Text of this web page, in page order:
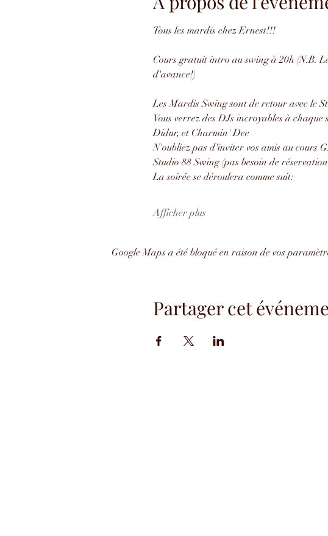
Tous les mardis chez Ernest!!!
Cours gratuit intro au swing à 20h (N.B.
d'avance!)
Les Mardis Swing sont de retour avec le
Vous verrez des DJs incroyables à
Didur, et Charmin' Dee
N'oubliez pas d'inviter vos amis au cours
Studio 88 Swing (pas besoin de
La soirée se déroulera comme suit:
Afficher plus
Google Maps a été bloqué en raison de vos
Partager cet